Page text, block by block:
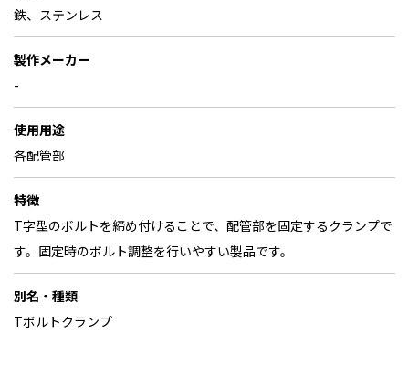
鉄、ステンレス
製作メーカー
-
使用用途
各配管部
特徴
T字型のボルトを締め付けることで、配管部を固定するクランプで
す。固定時のボルト調整を行いやすい製品です。
別名・種類
Tボルトクランプ